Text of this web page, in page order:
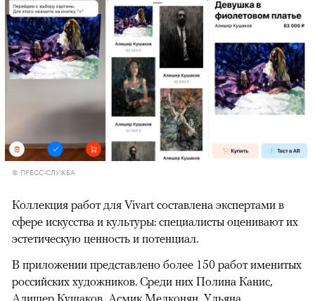
© ПРЕСС-СЛУЖБА
Коллекция работ для Vivart составлена экспертами в
сфере искусства и культуры: специалисты оценивают их
эстетическую ценность и потенциал.
В приложении представлено более 150 работ именитых
российских художников. Среди них Полина Канис,